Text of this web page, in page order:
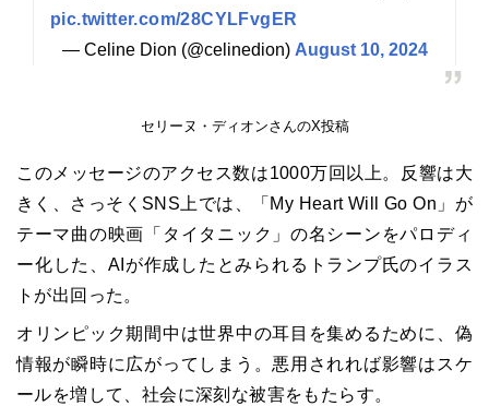
pic.twitter.com/28CYLFvgER
— Celine Dion (@celinedion) August 10, 2024
セリーヌ・ディオンさんのX投稿
このメッセージのアクセス数は1000万回以上。反響は大
きく、さっそくSNS上では、「My Heart Will Go On」が
テーマ曲の映画「タイタニック」の名シーンをパロディ
ー化した、AIが作成したとみられるトランプ氏のイラス
トが出回った。
オリンピック期間中は世界中の耳目を集めるために、偽
情報が瞬時に広がってしまう。悪用されれば影響はスケ
ールを増して、社会に深刻な被害をもたらす。